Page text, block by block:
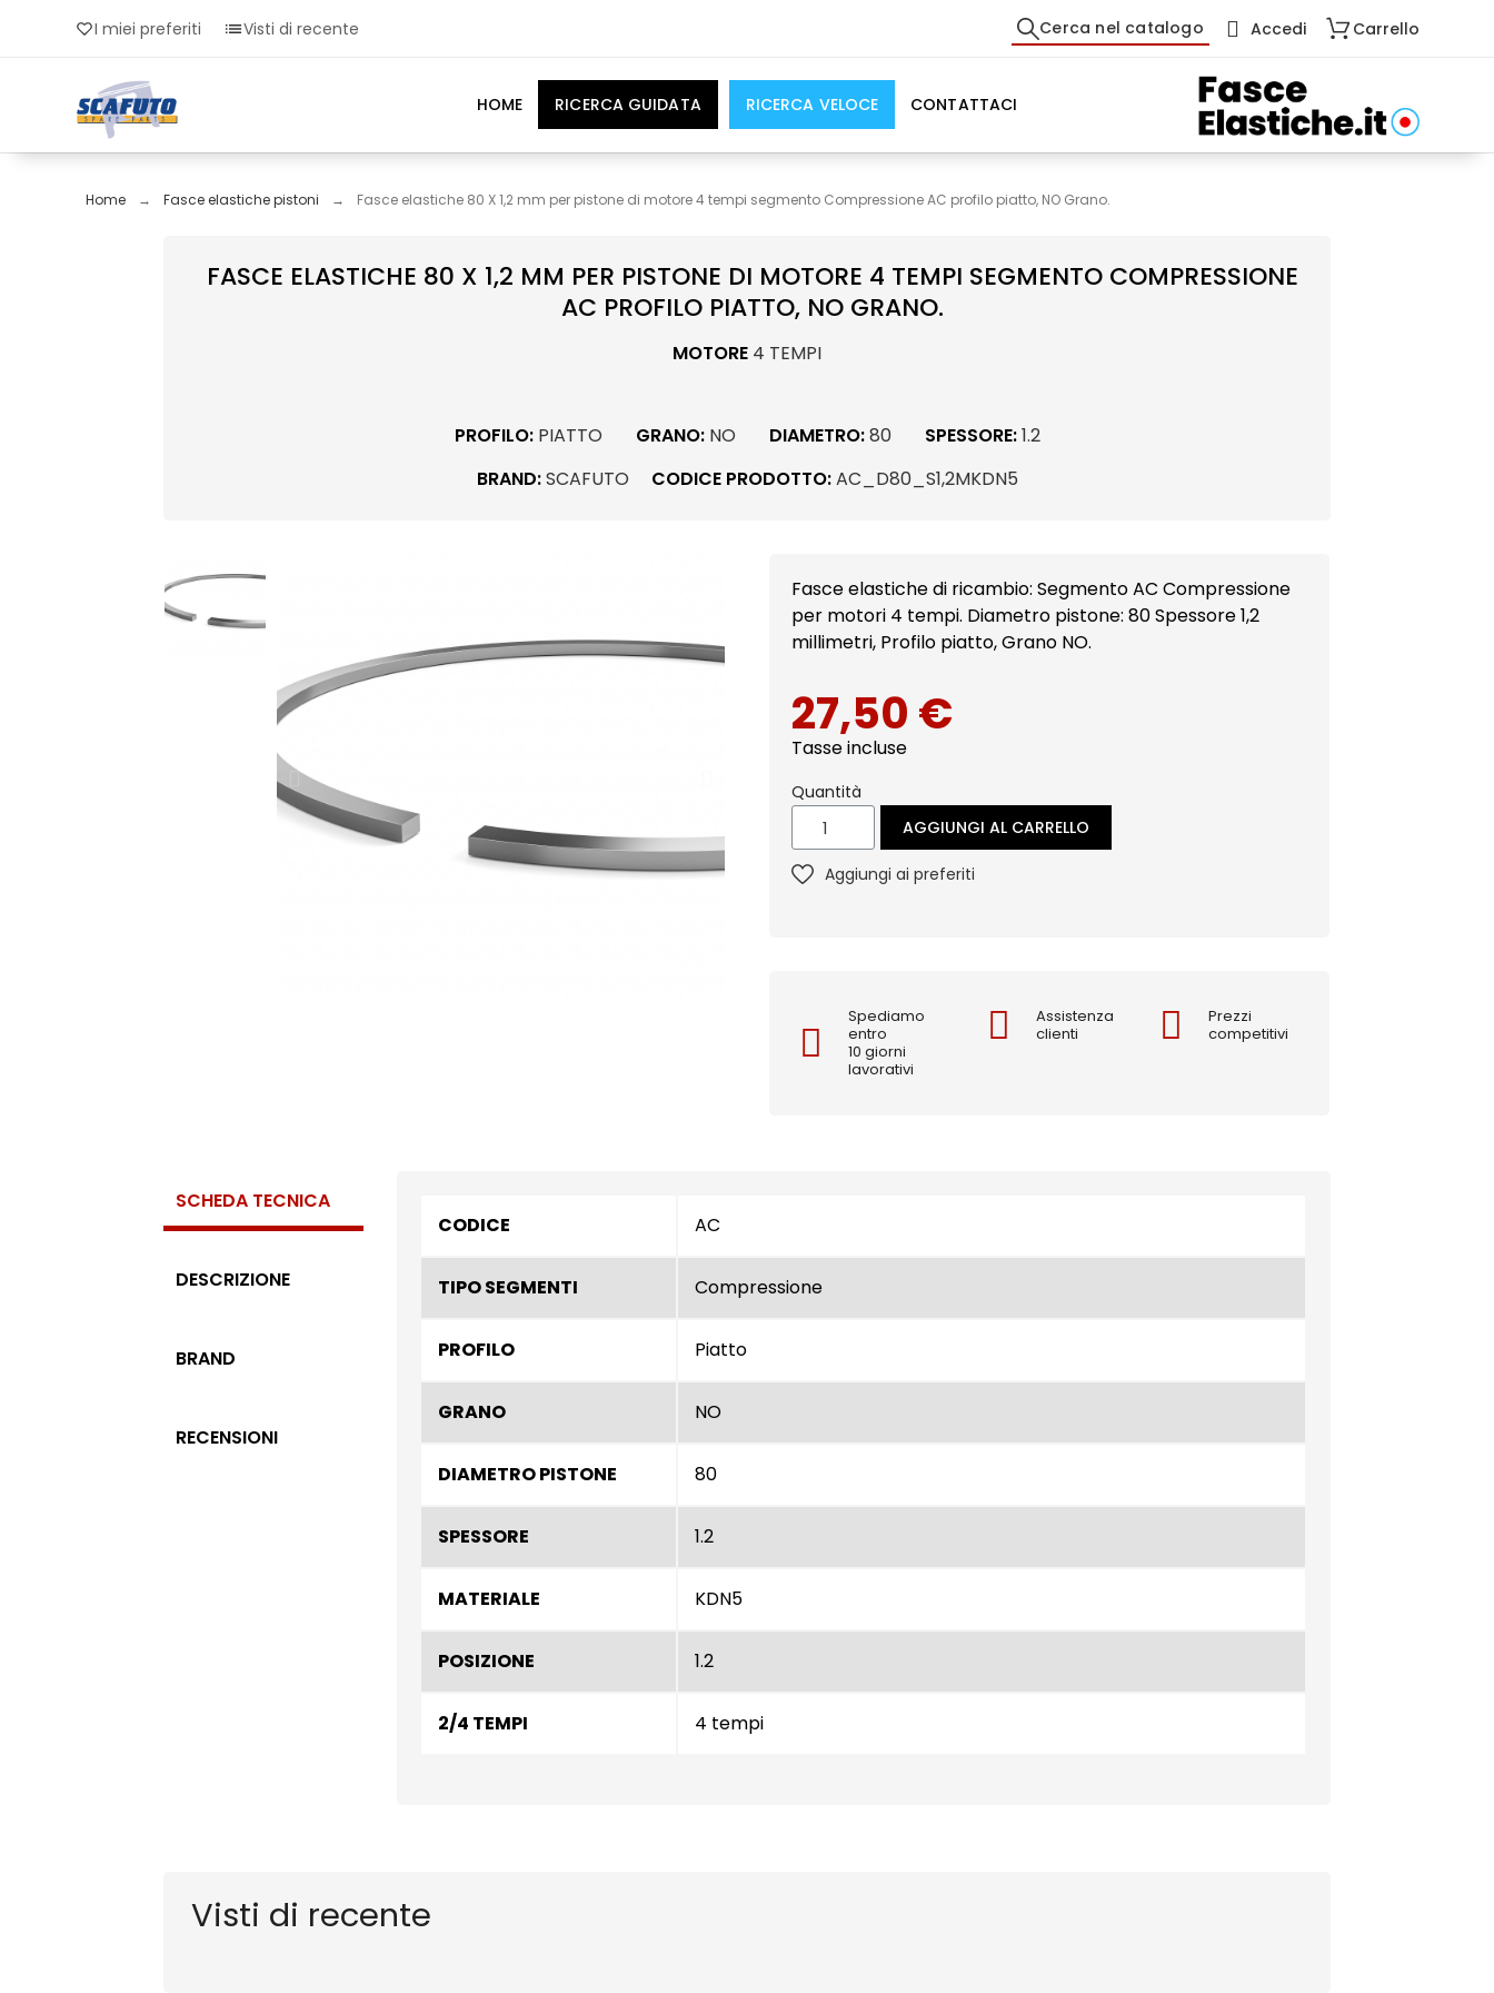
I miei preferiti Visti di recente Cerca nel catalogo Accedi Carrello
HOME RICERCA GUIDATA RICERCA VELOCE CONTATTACI
Home Fasce elastiche pistoni Fasce elastiche 80 X 1,2 mm per pistone di motore 4 tempi segmento Compressione AC profilo piatto, NO Grano.
FASCE ELASTICHE 80 X 1,2 MM PER PISTONE DI MOTORE 4 TEMPI SEGMENTO COMPRESSIONE
AC PROFILO PIATTO, NO GRANO.
MOTORE 4 TEMPI
PROFILO: PIATTO GRANO: NO DIAMETRO:80 SPESSORE:1.2
BRAND:SCAFUTO CODICE PRODOTTO:AC_D80_S1,2MKDN5
Fasce elastiche di ricambio: Segmento AC Compressione
per motori 4 tempi. Diametro pistone: 80 Spessore 1,2
millimetri, Profilo piatto, Grano NO.
27,50 €
Tasse incluse
Quantità
AGGIUNGI AL CARRELLO
Aggiungi ai preferiti
Spediamo
entro
10 giorni
lavorativi
Assistenza
clienti
Prezzi
competitivi
SCHEDA TECNICA
DESCRIZIONE
BRAND
RECENSIONI
CODICE AC
TIPO SEGMENTI Compressione
PROFILO Piatto
GRANO NO
DIAMETRO PISTONE 80
SPESSORE 1.2
MATERIALE KDN5
POSIZIONE 1.2
2/4 TEMPI 4 tempi
Visti di recente